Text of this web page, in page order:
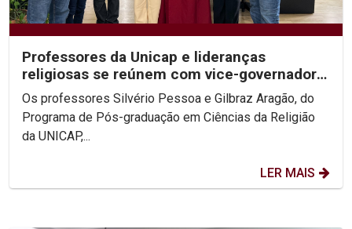
Professores da Unicap e lideranças
religiosas se reúnem com vice-governadora
de PE
Os professores Silvério Pessoa e Gilbraz Aragão, do
Programa de Pós-graduação em Ciências da Religião
da UNICAP,...
LER MAIS